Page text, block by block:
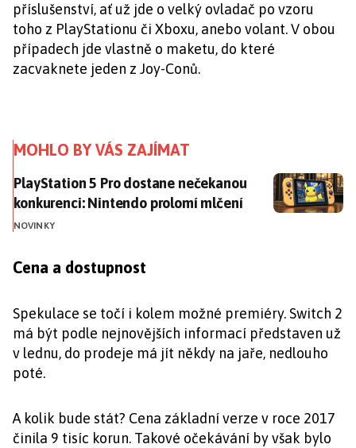
příslušenství, ať už jde o velký ovladač po vzoru
toho z PlayStationu či Xboxu, anebo volant. V obou
případech jde vlastně o maketu, do které
zacvaknete jeden z Joy-Conů.
MOHLO BY VÁS ZAJÍMAT
PlayStation 5 Pro dostane nečekanou konkurenci:
PlayStation 5 Pro dostane nečekanou
konkurenci: Nintendo prolomí mlčení
NOVINKY
Cena a dostupnost
Spekulace se točí i kolem možné premiéry. Switch 2
má být podle nejnovějších informací představen už
v lednu, do prodeje má jít někdy na jaře, nedlouho
poté.
A kolik bude stát? Cena základní verze v roce 2017
činila 9 tisíc korun. Takové očekávání by však bylo